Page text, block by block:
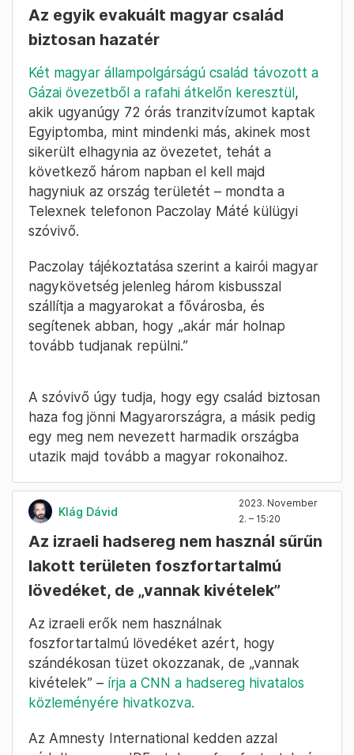
Az egyik evakuált magyar család
biztosan hazatér
Két magyar állampolgárságú család távozott a
Gázai övezetből a rafahi átkelőn keresztül,
akik ugyanúgy 72 órás tranzitvízumot kaptak
Egyiptomba, mint mindenki más, akinek most
sikerült elhagynia az övezetet, tehát a
következő három napban el kell majd
hagyniuk az ország területét – mondta a
Telexnek telefonon Paczolay Máté külügyi
szóvivő.
Paczolay tájékoztatása szerint a kairói magyar
nagykövetség jelenleg három kisbusszal
szállítja a magyarokat a fővárosba, és
segítenek abban, hogy „akár már holnap
tovább tudjanak repülni.”
A szóvivő úgy tudja, hogy egy család biztosan
haza fog jönni Magyarországra, a másik pedig
egy meg nem nevezett harmadik országba
utazik majd tovább a magyar rokonaihoz.
Klág Dávid
2023. November
2. – 15:20
Az izraeli hadsereg nem használ sűrűn
lakott területen foszfortartalmú
lövedéket, de „vannak kivételek”
Az izraeli erők nem használnak
foszfortartalmú lövedéket azért, hogy
szándékosan tüzet okozzanak, de „vannak
kivételek” – írja a CNN a hadsereg hivatalos
közleményére hivatkozva.
Az Amnesty International kedden azzal